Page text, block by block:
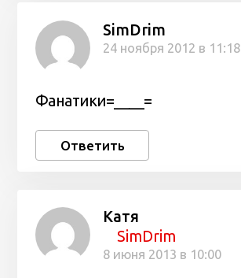
SimDrim
24 ноября 2012 в 11:18
Фанатики=____=
Ответить
Катя
SimDrim
8 июня 2013 в 10:00